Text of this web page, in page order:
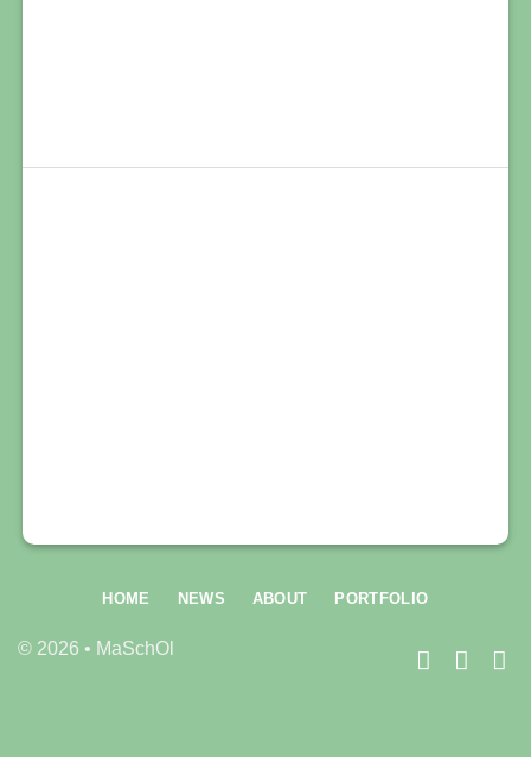
© 2026 • MaSchOl
HOME NEWS ABOUT PORTFOLIO